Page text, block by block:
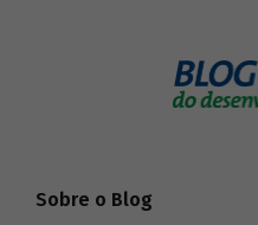
Sobre o Blog